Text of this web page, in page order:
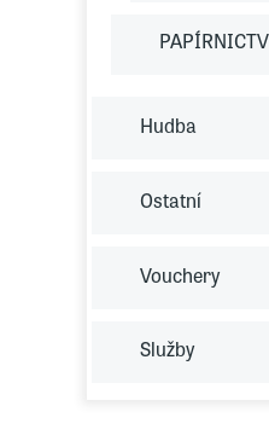
Hudba
Ostatní
Vouchery
Služby